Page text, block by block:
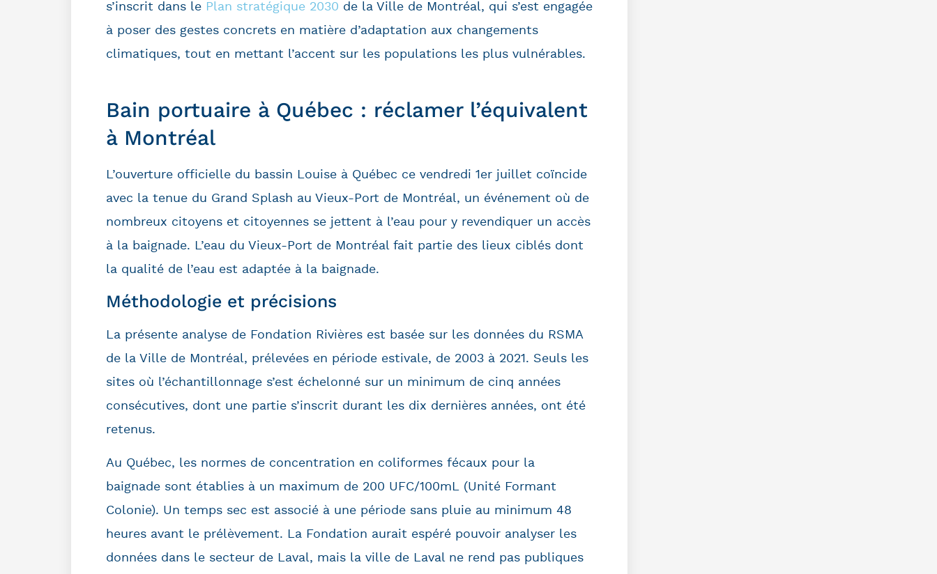
s’inscrit dans le Plan stratégique 2030 de la Ville de Montréal, qui s’est engagée
à poser des gestes concrets en matière d’adaptation aux changements
climatiques, tout en mettant l’accent sur les populations les plus vulnérables.
Bain portuaire à Québec : réclamer l’équivalent
à Montréal
L’ouverture officielle du bassin Louise à Québec ce vendredi 1er juillet coïncide
avec la tenue du Grand Splash au Vieux-Port de Montréal, un événement où de
nombreux citoyens et citoyennes se jettent à l’eau pour y revendiquer un accès
à la baignade. L’eau du Vieux-Port de Montréal fait partie des lieux ciblés dont
la qualité de l’eau est adaptée à la baignade.
Méthodologie et précisions
La présente analyse de Fondation Rivières est basée sur les données du RSMA
de la Ville de Montréal, prélevées en période estivale, de 2003 à 2021. Seuls les
sites où l’échantillonnage s’est échelonné sur un minimum de cinq années
consécutives, dont une partie s’inscrit durant les dix dernières années, ont été
retenus.
Au Québec, les normes de concentration en coliformes fécaux pour la
baignade sont établies à un maximum de 200 UFC/100mL (Unité Formant
Colonie). Un temps sec est associé à une période sans pluie au minimum 48
heures avant le prélèvement. La Fondation aurait espéré pouvoir analyser les
données dans le secteur de Laval, mais la ville de Laval ne rend pas publiques